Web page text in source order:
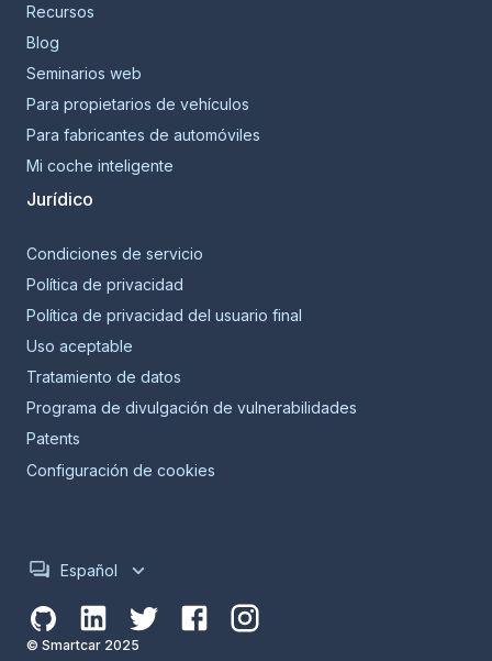
Recursos
Blog
Seminarios web
Para propietarios de vehículos
Para fabricantes de automóviles
Mi coche inteligente
Jurídico
Condiciones de servicio
Política de privacidad
Política de privacidad del usuario final
Uso aceptable
Tratamiento de datos
Programa de divulgación de vulnerabilidades
Patents
Configuración de cookies
Español
© Smartcar 2025